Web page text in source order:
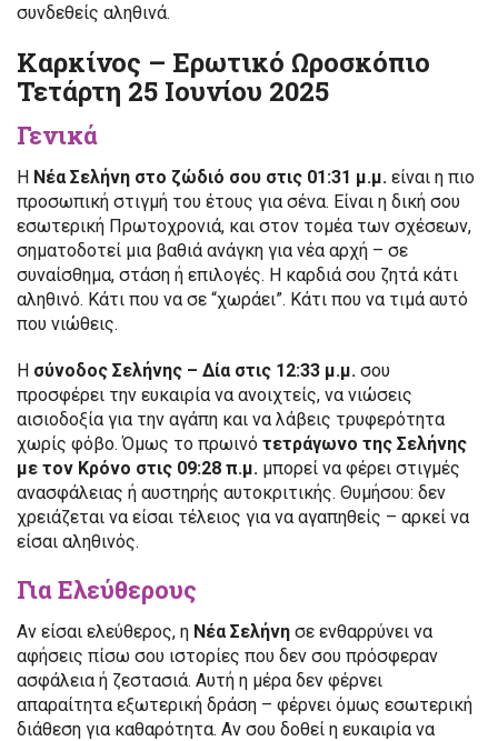
συνδεθείς αληθινά.
Καρκίνος – Ερωτικό Ωροσκόπιο
Τετάρτη 25 Ιουνίου 2025
Γενικά
Η Νέα Σελήνη στο ζώδιό σου στις 01:31 μ.μ. είναι η πιο
προσωπική στιγμή του έτους για σένα. Είναι η δική σου
εσωτερική Πρωτοχρονιά, και στον τομέα των σχέσεων,
σηματοδοτεί μια βαθιά ανάγκη για νέα αρχή – σε
συναίσθημα, στάση ή επιλογές. Η καρδιά σου ζητά κάτι
αληθινό. Κάτι που να σε “χωράει”. Κάτι που να τιμά αυτό
που νιώθεις.
Η σύνοδος Σελήνης – Δία στις 12:33 μ.μ. σου
προσφέρει την ευκαιρία να ανοιχτείς, να νιώσεις
αισιοδοξία για την αγάπη και να λάβεις τρυφερότητα
χωρίς φόβο. Όμως το πρωινό τετράγωνο της Σελήνης
με τον Κρόνο στις 09:28 π.μ. μπορεί να φέρει στιγμές
ανασφάλειας ή αυστηρής αυτοκριτικής. Θυμήσου: δεν
χρειάζεται να είσαι τέλειος για να αγαπηθείς – αρκεί να
είσαι αληθινός.
Για Ελεύθερους
Αν είσαι ελεύθερος, η Νέα Σελήνη σε ενθαρρύνει να
αφήσεις πίσω σου ιστορίες που δεν σου πρόσφεραν
ασφάλεια ή ζεστασιά. Αυτή η μέρα δεν φέρνει
απαραίτητα εξωτερική δράση – φέρνει όμως εσωτερική
διάθεση για καθαρότητα. Αν σου δοθεί η ευκαιρία να